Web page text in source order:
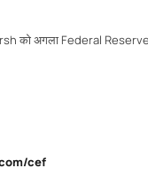
को अगला Federal Reserve
cef